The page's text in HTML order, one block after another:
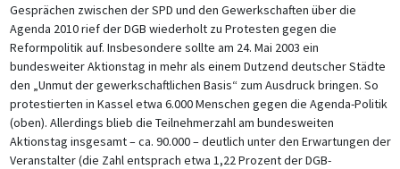
Gesprächen zwischen der SPD und den Gewerkschaften über die
Agenda 2010 rief der DGB wiederholt zu Protesten gegen die
Reformpolitik auf. Insbesondere sollte am 24. Mai 2003 ein
bundesweiter Aktionstag in mehr als einem Dutzend deutscher Städte
den „Unmut der gewerkschaftlichen Basis“ zum Ausdruck bringen. So
protestierten in Kassel etwa 6.000 Menschen gegen die Agenda-Politik
(oben). Allerdings blieb die Teilnehmerzahl am bundesweiten
Aktionstag insgesamt – ca. 90.000 – deutlich unter den Erwartungen der
Veranstalter (die Zahl entsprach etwa 1,22 Prozent der DGB-